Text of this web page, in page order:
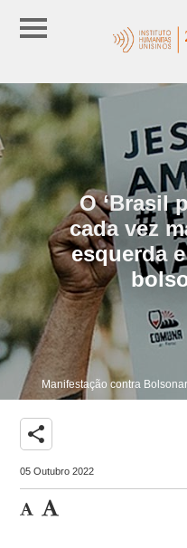
O ‘Brasil
cada vez
esquerda
Manifestação contra
share
05 Outubro 2022